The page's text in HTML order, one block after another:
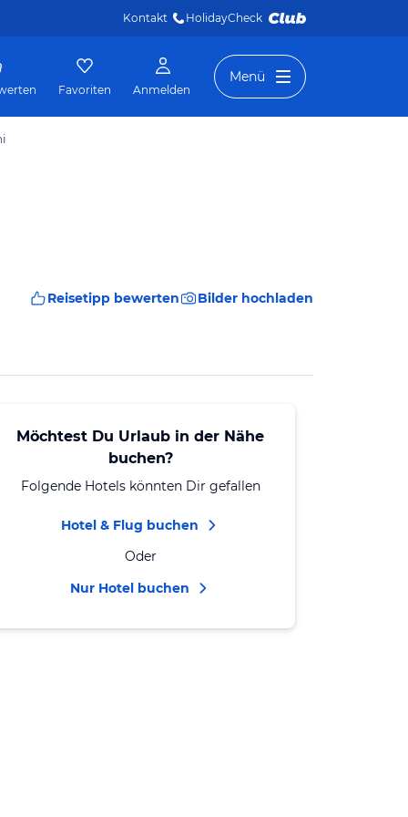
Kontakt HolidayCheck
Favoriten Anmelden
Menü
Reisetipp bewerten Bilder hochladen
Möchtest Du Urlaub in der Nähe
buchen?
Folgende Hotels könnten Dir gefallen
Hotel & Flug buchen
Oder
Nur Hotel buchen